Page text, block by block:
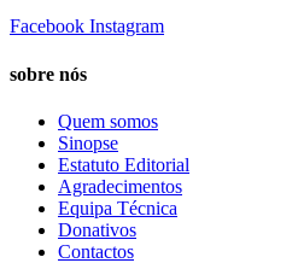
Facebook Instagram
sobre nós
Quem somos
Sinopse
Estatuto Editorial
Agradecimentos
Equipa Técnica
Donativos
Contactos